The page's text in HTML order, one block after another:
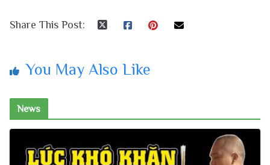
Share This Post:
You May Also Like
News